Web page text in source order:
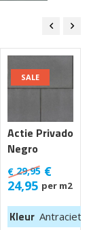
Actie Privado
Negro
30x60x6 cm
€29,95 €
24,95 per m2
SALE
Kleur Antraciet